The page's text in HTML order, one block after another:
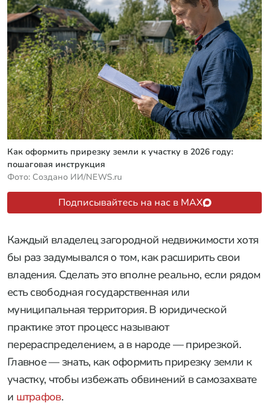
Как оформить прирезку земли к участку в 2026 году:
пошаговая инструкция
Фото: Создано ИИ/NEWS.ru
Подписывайтесь на нас в MAX
Каждый владелец загородной недвижимости хотя
бы раз задумывался о том, как расширить свои
владения. Сделать это вполне реально, если рядом
есть свободная государственная или
муниципальная территория. В юридической
практике этот процесс называют
перераспределением, а в народе — прирезкой.
Главное — знать, как оформить прирезку земли к
участку, чтобы избежать обвинений в самозахвате
и штрафов.